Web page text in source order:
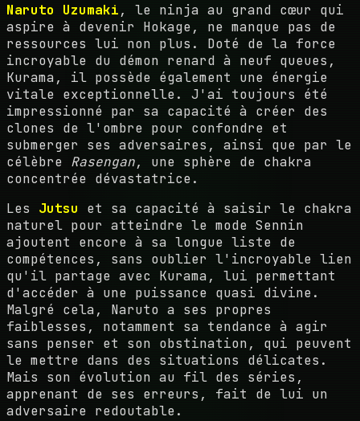
Naruto Uzumaki, le ninja au grand cœur qui
aspire à devenir Hokage, ne manque pas de
ressources lui non plus. Doté de la force
incroyable du démon renard à neuf queues,
Kurama, il possède également une énergie
vitale exceptionnelle. J'ai toujours été
impressionné par sa capacité à créer des
clones de l'ombre pour confondre et
submerger ses adversaires, ainsi que par le
célèbre Rasengan, une sphère de chakra
concentrée dévastatrice.
Les Jutsu et sa capacité à saisir le chakra
naturel pour atteindre le mode Sennin
ajoutent encore à sa longue liste de
compétences, sans oublier l'incroyable lien
qu'il partage avec Kurama, lui permettant
d'accéder à une puissance quasi divine.
Malgré cela, Naruto a ses propres
faiblesses, notamment sa tendance à agir
sans penser et son obstination, qui peuvent
le mettre dans des situations délicates.
Mais son évolution au fil des séries,
apprenant de ses erreurs, fait de lui un
adversaire redoutable.